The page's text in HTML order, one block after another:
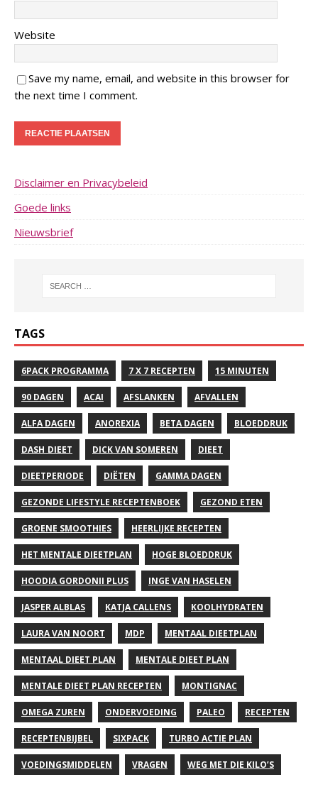
Website
Save my name, email, and website in this browser for
the next time I comment.
Disclaimer en Privacybeleid
Goede links
Nieuwsbrief
TAGS
6PACK PROGRAMMA 7 X 7 RECEPTEN 15 MINUTEN
90 DAGEN ACAI AFSLANKEN AFVALLEN
ALFA DAGEN ANOREXIA BETA DAGEN BLOEDDRUK
DASH DIEET DICK VAN SOMEREN DIEET
DIEETPERIODE DIËTEN GAMMA DAGEN
GEZONDE LIFESTYLE RECEPTENBOEK GEZOND ETEN
GROENE SMOOTHIES HEERLIJKE RECEPTEN
HET MENTALE DIEETPLAN HOGE BLOEDDRUK
HOODIA GORDONII PLUS INGE VAN HASELEN
JASPER ALBLAS KATJA CALLENS KOOLHYDRATEN
LAURA VAN NOORT MDP MENTAAL DIEETPLAN
MENTAAL DIEET PLAN MENTALE DIEET PLAN
MENTALE DIEET PLAN RECEPTEN MONTIGNAC
OMEGA ZUREN ONDERVOEDING PALEO RECEPTEN
RECEPTENBIJBEL SIXPACK TURBO ACTIE PLAN
VOEDINGSMIDDELEN VRAGEN WEG MET DIE KILO’S